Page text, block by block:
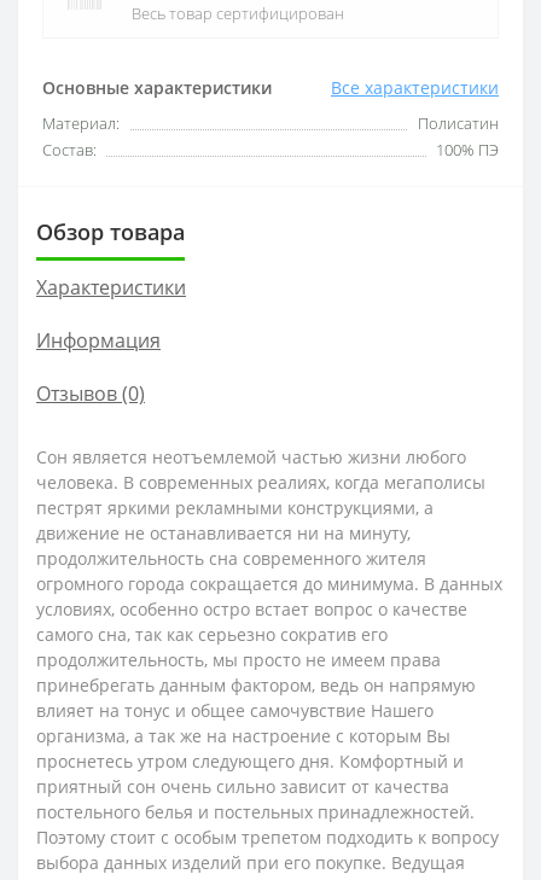
Основные характеристики Все характеристики
Материал:
Полисатин
Состав:
100% ПЭ
Весь товар сертифицирован
Обзор товара
Характеристики
Информация
Отзывов (0)
Сон является неотъемлемой частью жизни любого
человека. В современных реалиях, когда мегаполисы
пестрят яркими рекламными конструкциями, а
движение не останавливается ни на минуту,
продолжительность сна современного жителя
огромного города сокращается до минимума. В данных
условиях, особенно остро встает вопрос о качестве
самого сна, так как серьезно сократив его
продолжительность, мы просто не имеем права
принебрегать данным фактором, ведь он напрямую
влияет на тонус и общее самочувствие Нашего
организма, а так же на настроение с которым Вы
проснетесь утром следующего дня. Комфортный и
приятный сон очень сильно зависит от качества
постельного белья и постельных принадлежностей.
Поэтому стоит с особым трепетом подходить к вопросу
выбора данных изделий при его покупке. Ведущая